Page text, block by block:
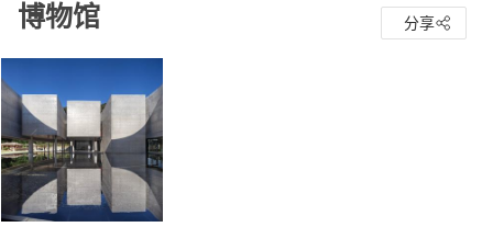
博物馆 分享